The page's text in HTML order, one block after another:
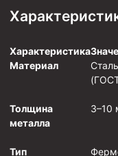
Перья для резки
Перья
Пауки
Желонки
Ерши
Характеристика
Материал
Толщина
металла
3–10
Тип